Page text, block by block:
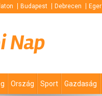
Budapest Debrecen Eger
Nap
Ország Sport Gazdaság